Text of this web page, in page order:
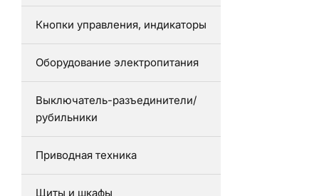
Кнопки управления, индикаторы
Оборудование электропитания
Выключатель-разъединители/
рубильники
Приводная техника
Щиты и шкафы